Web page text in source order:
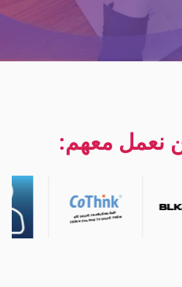
نعمل معهم: